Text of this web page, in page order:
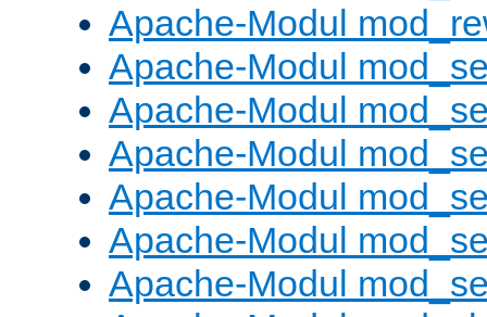
Apache-Modul
Apache-Modul
Apache-Modul
Apache-Modul
Apache-Modul
Apache-Modul
Apache-Modul